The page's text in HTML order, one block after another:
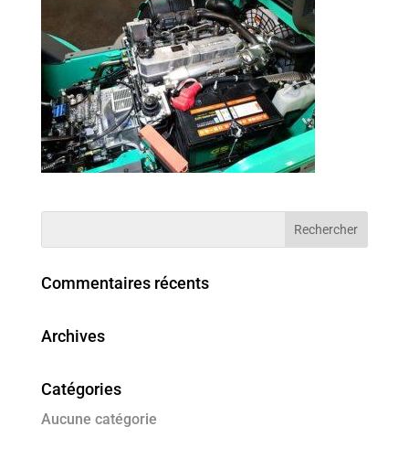
Commentaires récents
Archives
Catégories
Aucune catégorie